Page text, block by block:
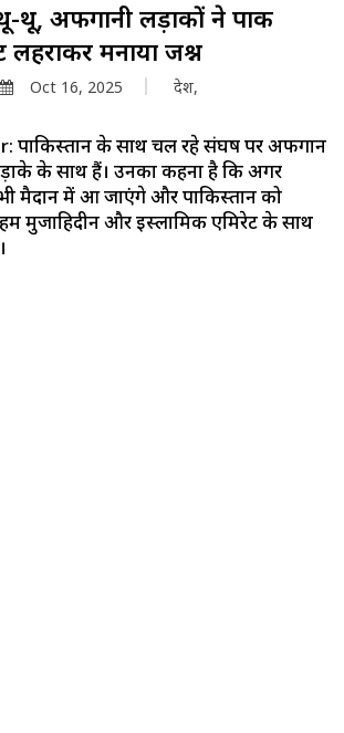
थू, अफगानी लड़ाकों ने पाक
लहराकर मनाया जश्न
Oct 16, 2025 देश,
पाकिस्तान के साथ चल रहे संघर्ष पर अफगान
के साथ हैं। उनका कहना है कि अगर
मैदान में आ जाएंगे और पाकिस्तान को
मुजाहिदीन और इस्लामिक एमिरेट के साथ